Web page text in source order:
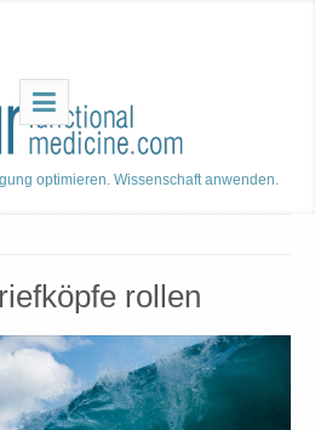
optimieren. Wissenschaft anwenden.
rollen